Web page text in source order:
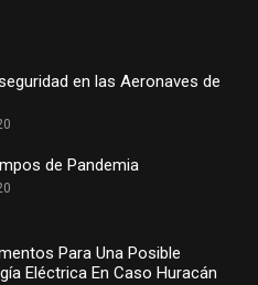
en las Aeronaves de
de Pandemia
Para Una Posible
Eléctrica En Caso Huracán